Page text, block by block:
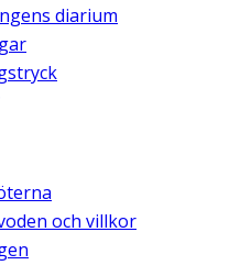
diarium
och villkor